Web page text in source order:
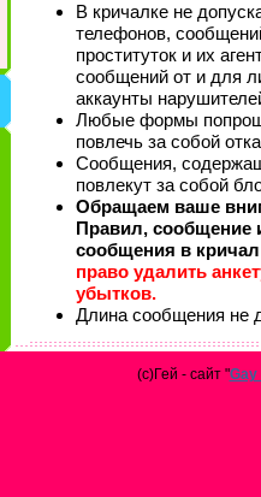
В кричалке не
телефонов,
проституток и их
сообщений от и для
аккаунты
Любые формы
повлечь за собой
Сообщения,
повлекут за собой
Обращаем ваше
Правил, сообщение
сообщения в
право удалить
убытков.
Длина сообщения не
(с)Гей - сайт "Gay